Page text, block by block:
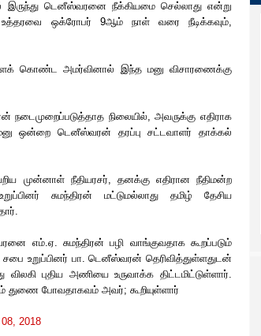
டெனீஸ்வரனை நீக்கியமை செல்லாது என்று
ஒக்ரோபர் 9ஆம் நாள் வரை நீடிக்கவும்,
கொண்ட அமர்வினால் இந்த மனு விசாரணைக்கு
நிலையில், அவருக்கு எதிராக
மனு ஒன்றை டெனீஸ்வரன் தரப்பு சட்டவாளர் தாக்கல்
முன்னாள் நீதியரசர், தனக்கு எதிரான நீதிமன்ற
சுமந்திரன் மட்டுமல்லாது தமிழ் தேசிய
எம்.ஏ. சுமந்திரன் பழி வாங்குவதாக கூறப்படும்
உறுப்பினர் பா. டெனீஸ்வரன் தெரிவித்துள்ளதுடன்
புதிய அணியை உருவாக்க திட்டமிட்டுள்ளார்.
துணை போவதாகவம் அவர்; கூறியுள்ளார்
2018